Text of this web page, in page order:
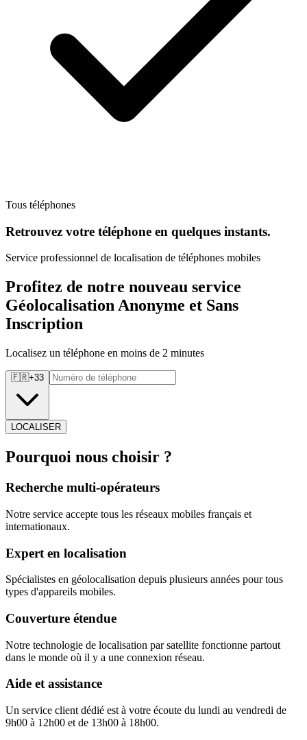
Tous téléphones
Retrouvez votre téléphone en quelques instants.
Service professionnel de localisation de téléphones mobiles
Profitez de notre nouveau service
Géolocalisation Anonyme et Sans
Inscription
Localisez un téléphone en moins de 2 minutes
🇫🇷+33
LOCALISER
Pourquoi nous choisir ?
Recherche multi-opérateurs
Notre service accepte tous les réseaux mobiles français et
internationaux.
Expert en localisation
Spécialistes en géolocalisation depuis plusieurs années pour tous
types d'appareils mobiles.
Couverture étendue
Notre technologie de localisation par satellite fonctionne partout
dans le monde où il y a une connexion réseau.
Aide et assistance
Un service client dédié est à votre écoute du lundi au vendredi de
9h00 à 12h00 et de 13h00 à 18h00.